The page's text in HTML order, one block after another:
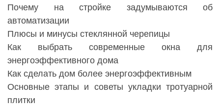
Почему на стройке задумываются об
автоматизации
Плюсы и минусы стеклянной черепицы
Как выбрать современные окна для
энергоэффективного дома
Как сделать дом более энергоэффективным
Основные этапы и советы укладки тротуарной
плитки